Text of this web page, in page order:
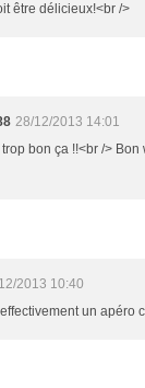
être délicieux!<br />
28/12/2013 14:01
bon ça !!<br />
2013 10:40
un apéro